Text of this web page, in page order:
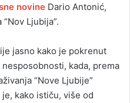
novine Dario Antonić,
Ljubija”.
jasno kako je pokrenut
kada, prema
“Nove Ljubije”
kako ističu, više od